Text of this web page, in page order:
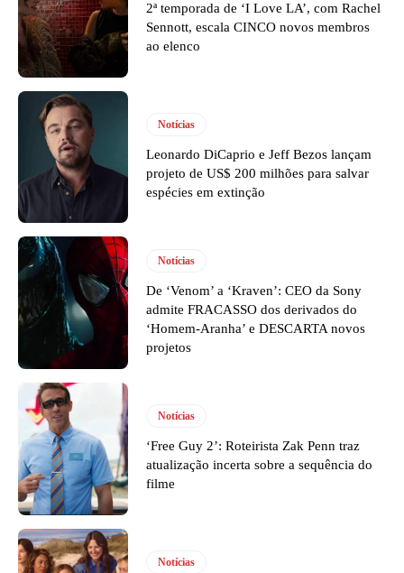
2ª temporada de ‘I Love LA’, com Rachel
Sennott, escala CINCO novos membros
ao elenco
Notícias
Leonardo DiCaprio e Jeff Bezos lançam
projeto de US$ 200 milhões para salvar
espécies em extinção
Notícias
De ‘Venom’ a ‘Kraven’: CEO da Sony
admite FRACASSO dos derivados do
‘Homem-Aranha’ e DESCARTA novos
projetos
Notícias
‘Free Guy 2’: Roteirista Zak Penn traz
atualização incerta sobre a sequência do
filme
Notícias